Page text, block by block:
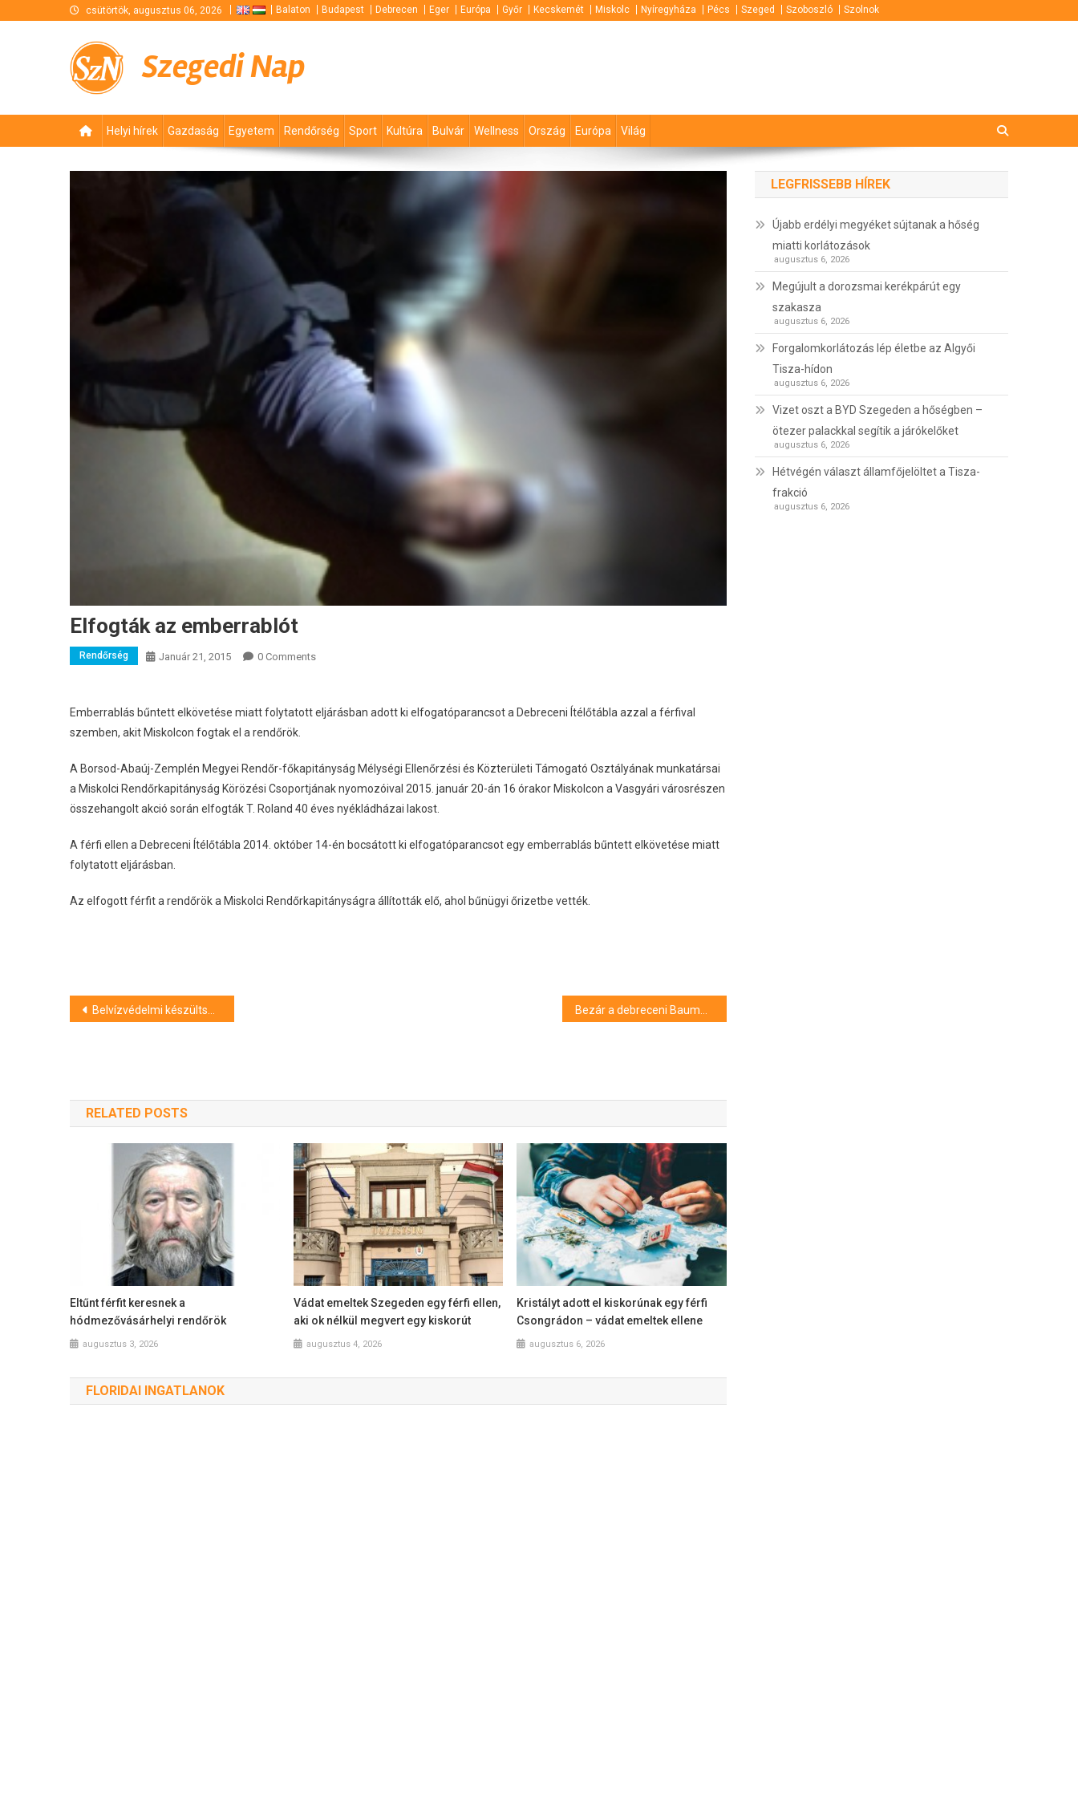
csütörtök, augusztus 06, 2026 Balaton Budapest Debrecen Eger Európa Győr Kecskemét Miskolc Nyíregyháza Pécs Szeged Szoboszló Szolnok
Szegedi Nap
Helyi hírek Gazdaság Egyetem Rendőrség Sport Kultúra Bulvár Wellness Ország Európa Világ
Elfogták az emberrablót
Rendőrség Január 21, 2015 0 Comments
Emberrablás bűntett elkövetése miatt folytatott eljárásban adott ki elfogatóparancsot a Debreceni Ítélőtábla azzal a férfival
szemben, akit Miskolcon fogtak el a rendőrök.
A Borsod-Abaúj-Zemplén Megyei Rendőr-főkapitányság Mélységi Ellenőrzési és Közterületi Támogató Osztályának munkatársai
a Miskolci Rendőrkapitányság Körözési Csoportjának nyomozóival 2015. január 20-án 16 órakor Miskolcon a Vasgyári városrészen
összehangolt akció során elfogták T. Roland 40 éves nyékládházai lakost.
A férfi ellen a Debreceni Ítélőtábla 2014. október 14-én bocsátott ki elfogatóparancsot egy emberrablás bűntett elkövetése miatt
folytatott eljárásban.
Az elfogott férfit a rendőrök a Miskolci Rendőrkapitányságra állították elő, ahol bűnügyi őrizetbe vették.
Bejegyzés
Belvízvédelmi készültség a bihari térségben Bezár a debreceni Baumax
RELATED POSTS
Eltűnt férfit keresnek a
hódmezővásárhelyi rendőrök
augusztus 3, 2026
Vádat emeltek Szegeden egy férfi ellen,
aki ok nélkül megvert egy kiskorút
augusztus 4, 2026
Kristályt adott el kiskorúnak egy férfi
Csongrádon – vádat emeltek ellene
augusztus 6, 2026
FLORIDAI INGATLANOK
LEGFRISSEBB HÍREK
Újabb erdélyi megyéket sújtanak a hőség
miatti korlátozások
augusztus 6, 2026
Megújult a dorozsmai kerékpárút egy
szakasza
augusztus 6, 2026
Forgalomkorlátozás lép életbe az Algyői
Tisza-hídon
augusztus 6, 2026
Vizet oszt a BYD Szegeden a hőségben –
ötezer palackkal segítik a járókelőket
augusztus 6, 2026
Hétvégén választ államfőjelöltet a Tisza-
frakció
augusztus 6, 2026